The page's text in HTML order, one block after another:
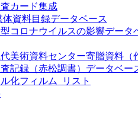
カード集成
資料目録データベース
コロナウイルスの影響データ
美術資料センター寄贈資料（
記録（赤松調書）データベー
化フィルム_リスト